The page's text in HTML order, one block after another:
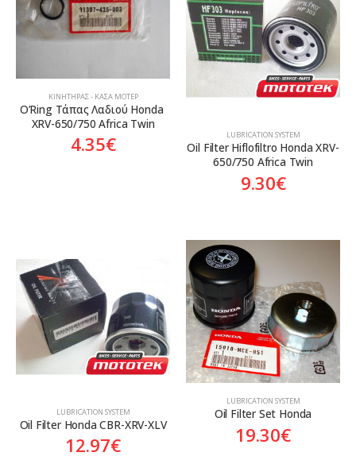
ΚΙΝΗΤΉΡΑΣ - ΚΆΣΑ ΜΟΤΈΡ
O’Ring Τάπας Λαδιού Honda
XRV-650/750 Africa Twin
4.35€ LUBRICATION SYSTEM
Oil Filter Hiflofiltro Honda XRV-
650/750 Africa Twin
9.30€
LUBRICATION SYSTEM
Oil Filter Honda CBR-XRV-XLV
12.97€
LUBRICATION SYSTEM
Oil Filter Set Honda
19.30€